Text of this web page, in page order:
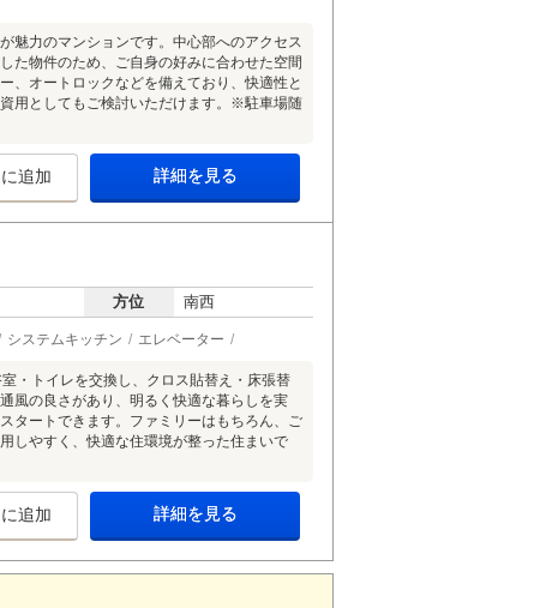
魅力のマンションです。中心部へのアクセス
た物件のため、ご自身の好みに合わせた空間
、オートロックなどを備えており、快適性と
用としてもご検討いただけます。※駐車場随
追加 詳細を見る
方位 南西
システムキッチン エレベーター
・トイレを交換し、クロス貼替え・床張替
風の良さがあり、明るく快適な暮らしを実
タートできます。ファミリーはもちろん、ご
しやすく、快適な住環境が整った住まいで
追加 詳細を見る